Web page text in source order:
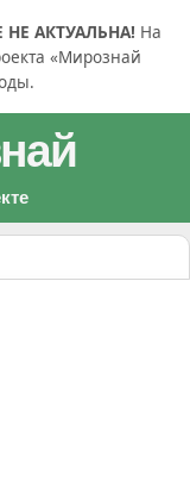
АКТУАЛЬНА! На
«Мирознай